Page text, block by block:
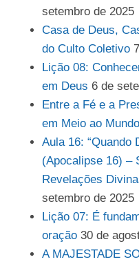
setembro de 2025
Casa de Deus,
do Culto Coletivo
Lição 08:
em Deus 6 de
Entre a Fé e a
em Meio ao Mundo
Aula 16: “Quando
(Apocalipse 16) –
Revelações
setembro de 2025
Lição 07: É
oração 30 de
A MAJESTADE